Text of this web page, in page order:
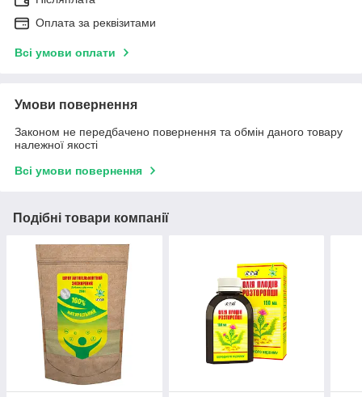
Оплата за реквізитами
Всі умови оплати
Умови повернення
Законом не передбачено повернення та обмін даного товару
належної якості
Всі умови повернення
Подібні товари компанії